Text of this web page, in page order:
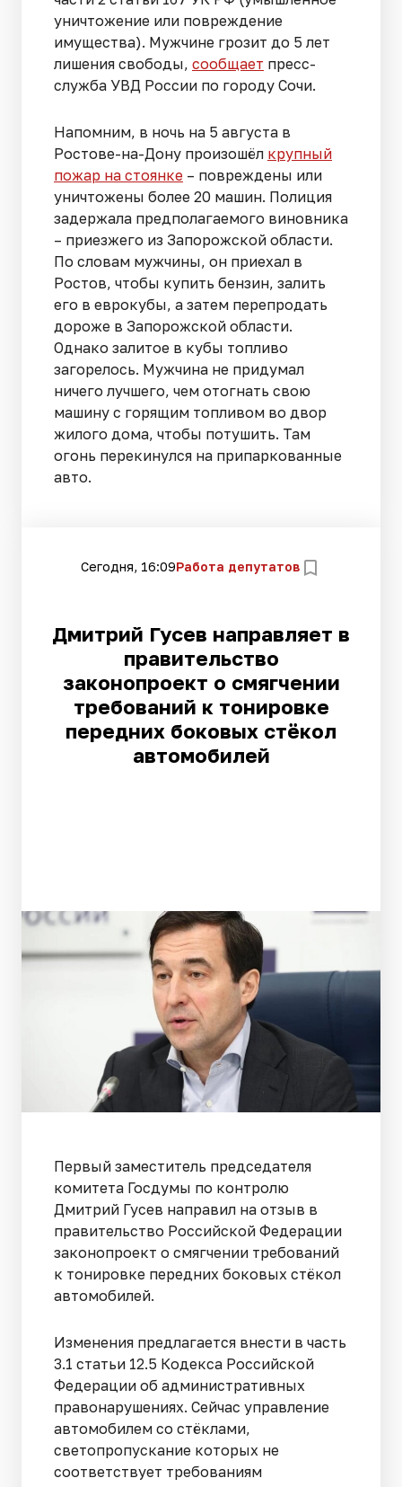
уничтожение или повреждение
имущества). Мужчине грозит до 5 лет
лишения свободы, сообщает пресс-
служба УВД России по городу Сочи.
Напомним, в ночь на 5 августа в
Ростове-на-Дону произошёл крупный
пожар на стоянке – повреждены или
уничтожены более 20 машин. Полиция
задержала предполагаемого виновника
– приезжего из Запорожской области.
По словам мужчины, он приехал в
Ростов, чтобы купить бензин, залить
его в еврокубы, а затем перепродать
дороже в Запорожской области.
Однако залитое в кубы топливо
загорелось. Мужчина не придумал
ничего лучшего, чем отогнать свою
машину с горящим топливом во двор
жилого дома, чтобы потушить. Там
огонь перекинулся на припаркованные
авто.
Сегодня, 16:09Работа депутатов
Дмитрий Гусев направляет в
правительство
законопроект о смягчении
требований к тонировке
передних боковых стёкол
автомобилей
Первый заместитель председателя
комитета Госдумы по контролю
Дмитрий Гусев направил на отзыв в
правительство Российской Федерации
законопроект о смягчении требований
к тонировке передних боковых стёкол
автомобилей.
Изменения предлагается внести в часть
3.1 статьи 12.5 Кодекса Российской
Федерации об административных
правонарушениях. Сейчас управление
автомобилем со стёклами,
светопропускание которых не
соответствует требованиям